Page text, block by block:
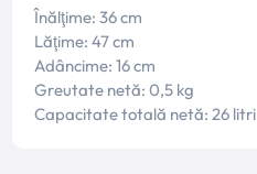
Înălţime: 36 cm
Lăţime: 47 cm
Adâncime: 16 cm
Greutate netă: 0,5 kg
Capacitate totală netă: 26 litri